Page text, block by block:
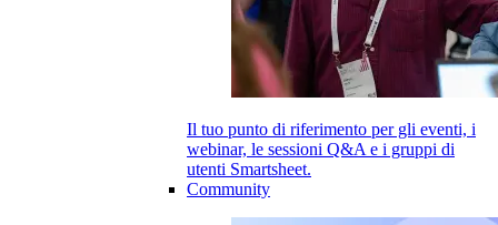
Il tuo punto di riferimento per gli eventi, i
webinar, le sessioni Q&A e i gruppi di
utenti Smartsheet.
Community